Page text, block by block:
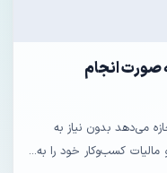
صورت انجام
می‌دهد بدون نیاز به
مالیات کسب‌وکار خود را به...